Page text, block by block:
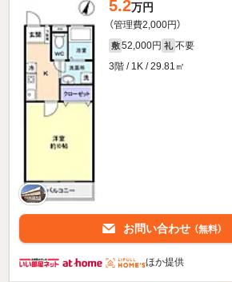
5.2万円
（管理費2,000円）
敷 52,000円 礼 不要
3階 / 1K / 29.81㎡
お問い合わせ （無料）
ほか提供